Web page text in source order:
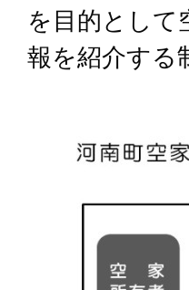
を目的として
報を紹介する